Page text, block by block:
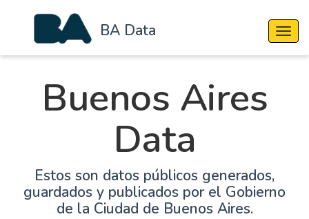
BA Data
Buenos Aires
Data
Estos son datos públicos generados,
guardados y publicados por el Gobierno
de la Ciudad de Buenos Aires.